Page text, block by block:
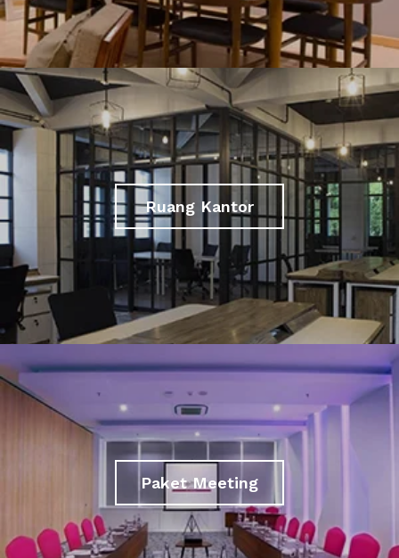
Ruang Kantor
Paket Meeting